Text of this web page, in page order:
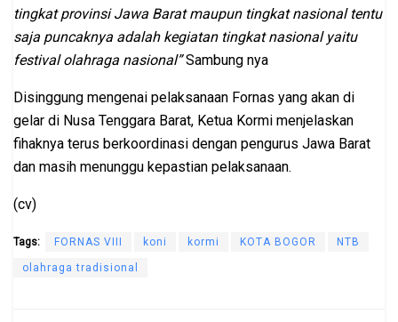
tingkat provinsi Jawa Barat maupun tingkat nasional tentu
saja puncaknya adalah kegiatan tingkat nasional yaitu
festival olahraga nasional”Sambung nya
Disinggung mengenai pelaksanaan Fornas yang akan di
gelar di Nusa Tenggara Barat, Ketua Kormi menjelaskan
fihaknya terus berkoordinasi dengan pengurus Jawa Barat
dan masih menunggu kepastian pelaksanaan.
(cv)
Tags: FORNAS VIII koni kormi KOTA BOGOR NTB
olahraga tradisional